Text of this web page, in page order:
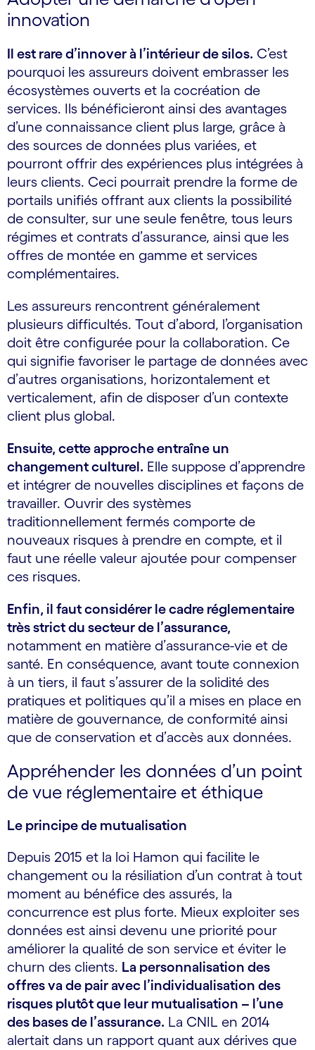
innovation
Il est rare d’innover à l’intérieur de silos. C’est
pourquoi les assureurs doivent embrasser les
écosystèmes ouverts et la cocréation de
services. Ils bénéficieront ainsi des avantages
d’une connaissance client plus large, grâce à
des sources de données plus variées, et
pourront offrir des expériences plus intégrées à
leurs clients. Ceci pourrait prendre la forme de
portails unifiés offrant aux clients la possibilité
de consulter, sur une seule fenêtre, tous leurs
régimes et contrats d’assurance, ainsi que les
offres de montée en gamme et services
complémentaires.
Les assureurs rencontrent généralement
plusieurs difficultés. Tout d’abord, l’organisation
doit être configurée pour la collaboration. Ce
qui signifie favoriser le partage de données avec
d’autres organisations, horizontalement et
verticalement, afin de disposer d’un contexte
client plus global.
Ensuite, cette approche entraîne un
changement culturel. Elle suppose d’apprendre
et intégrer de nouvelles disciplines et façons de
travailler. Ouvrir des systèmes
traditionnellement fermés comporte de
nouveaux risques à prendre en compte, et il
faut une réelle valeur ajoutée pour compenser
ces risques.
Enfin, il faut considérer le cadre réglementaire
très strict du secteur de l’assurance,
notamment en matière d’assurance-vie et de
santé. En conséquence, avant toute connexion
à un tiers, il faut s’assurer de la solidité des
pratiques et politiques qu’il a mises en place en
matière de gouvernance, de conformité ainsi
que de conservation et d’accès aux données.
Appréhender les données d’un point
de vue réglementaire et éthique
Le principe de mutualisation
Depuis 2015 et la loi Hamon qui facilite le
changement ou la résiliation d’un contrat à tout
moment au bénéfice des assurés, la
concurrence est plus forte. Mieux exploiter ses
données est ainsi devenu une priorité pour
améliorer la qualité de son service et éviter le
churn des clients. La personnalisation des
offres va de pair avec l’individualisation des
risques plutôt que leur mutualisation – l’une
des bases de l’assurance. La CNIL en 2014
alertait dans un rapport quant aux dérives que